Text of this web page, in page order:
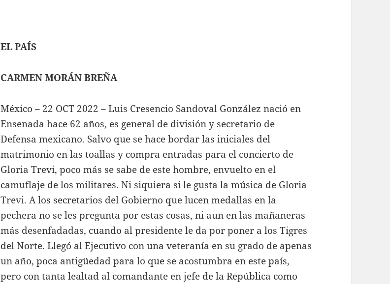
EL PAÍS
CARMEN MORÁN BREÑA
México – 22 OCT 2022 – Luis Cresencio Sandoval González nació en
Ensenada hace 62 años, es general de división y secretario de
Defensa mexicano. Salvo que se hace bordar las iniciales del
matrimonio en las toallas y compra entradas para el concierto de
Gloria Trevi, poco más se sabe de este hombre, envuelto en el
camuflaje de los militares. Ni siquiera si le gusta la música de Gloria
Trevi. A los secretarios del Gobierno que lucen medallas en la
pechera no se les pregunta por estas cosas, ni aun en las mañaneras
más desenfadadas, cuando al presidente le da por poner a los Tigres
del Norte. Llegó al Ejecutivo con una veteranía en su grado de apenas
un año, poca antigüedad para lo que se acostumbra en este país,
pero con tanta lealtad al comandante en jefe de la República como